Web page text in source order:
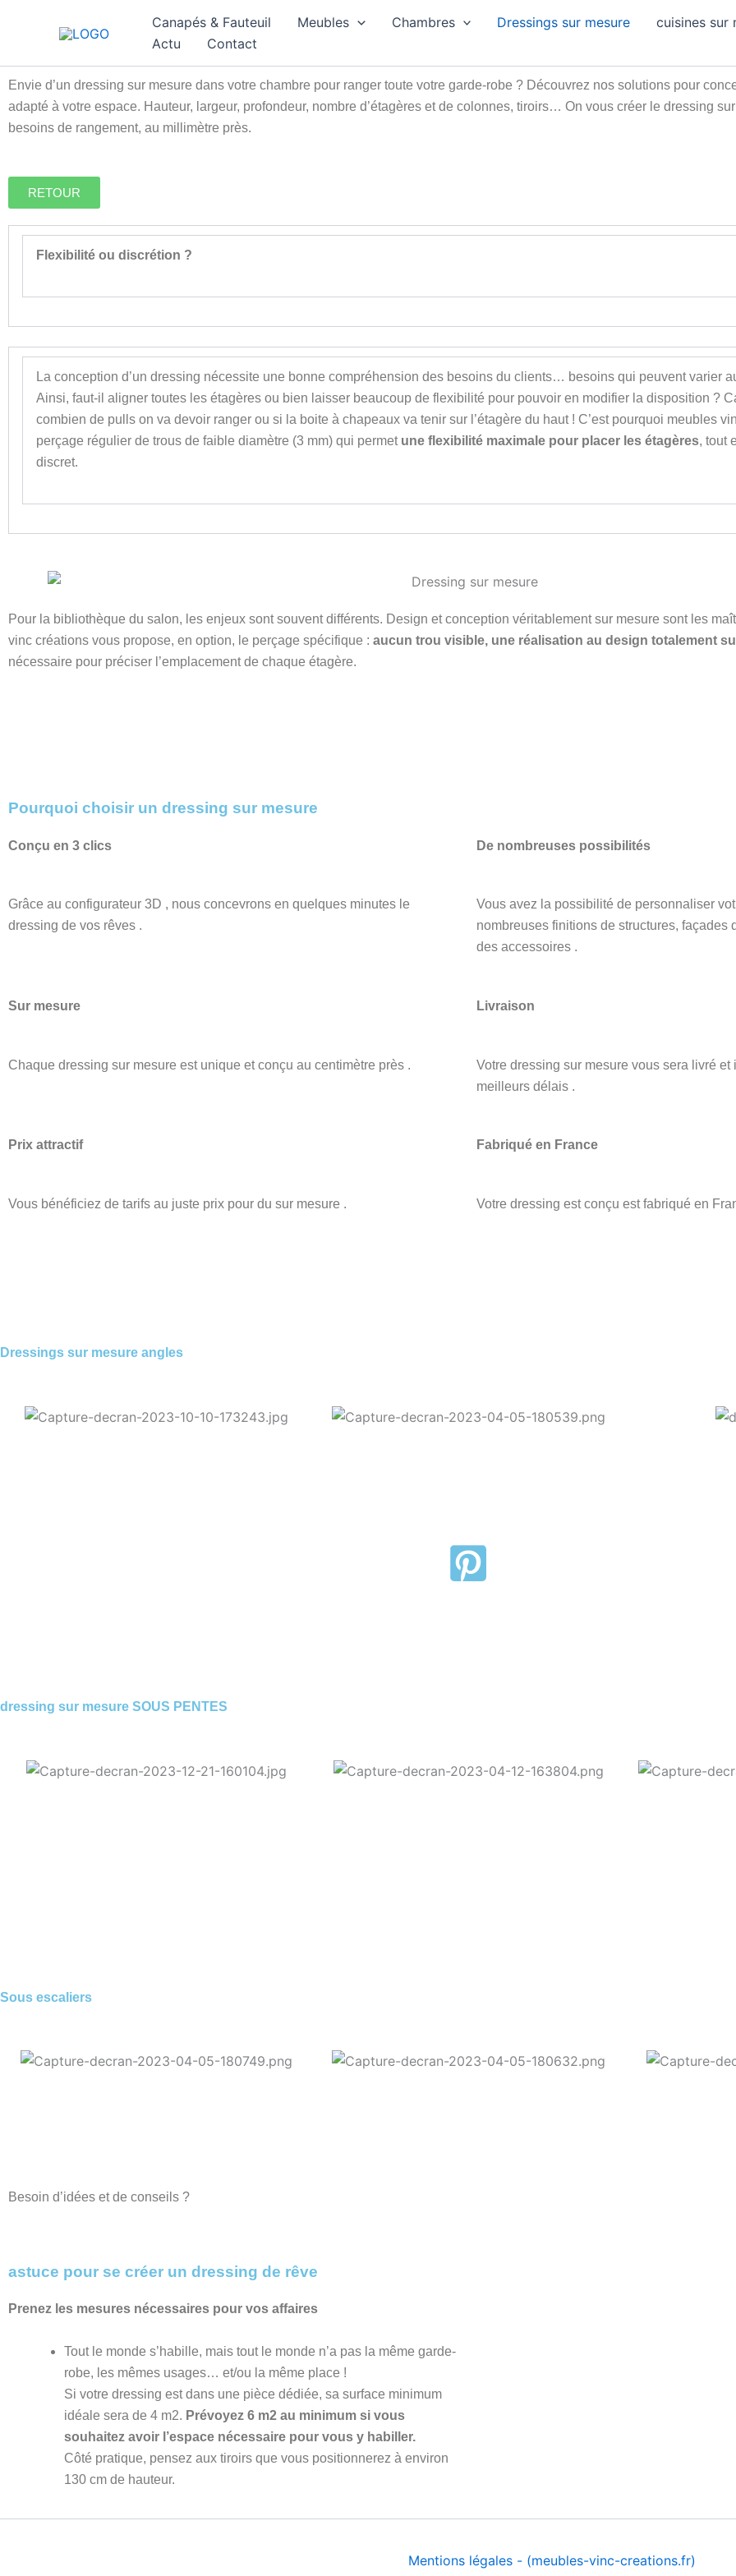
Canapés & Fauteuil Meubles Chambres Dressings sur mesure
cuisines sur
Actu
Contact
Envie d’un dressing sur mesure dans votre chambre pour ranger toute votre garde-robe ? Découvrez nos solutions pour
adapté à votre espace. Hauteur, largeur, profondeur, nombre d’étagères et de colonnes, tiroirs… On vous créer le dressing
besoins de rangement, au millimètre près.
RETOUR
Flexibilité ou discrétion ?
La conception d’un dressing nécessite une bonne compréhension des besoins du clients… besoins qui peuvent varier
Ainsi, faut-il aligner toutes les étagères ou bien laisser beaucoup de flexibilité pour pouvoir en modifier la disposition ?
combien de pulls on va devoir ranger ou si la boite à chapeaux va tenir sur l’étagère du haut ! C’est pourquoi meubles
perçage régulier de trous de faible diamètre (3 mm) qui permet une flexibilité maximale pour placer les étagères, tout
discret.
Pour la bibliothèque du salon, les enjeux sont souvent différents. Design et conception véritablement sur mesure sont les
vinc créations vous propose, en option, le perçage spécifique : aucun trou visible, une réalisation au design totalement
nécessaire pour préciser l’emplacement de chaque étagère.
Pourquoi choisir un dressing sur mesure
Conçu en 3 clics De nombreuses possibilités
Grâce au configurateur 3D , nous concevrons en quelques minutes le
dressing de vos rêves .
Vous avez la possibilité de personnaliser
nombreuses finitions de structures, façades
des accessoires .
Sur mesure Livraison
Chaque dressing sur mesure est unique et conçu au centimètre près .
Votre dressing sur mesure vous sera livré
meilleurs délais .
Prix attractif Fabriqué en France
Vous bénéficiez de tarifs au juste prix pour du sur mesure . Votre dressing est conçu est fabriqué en
Dressings sur mesure angles
dressing sur mesure SOUS PENTES
Sous escaliers
Besoin d’idées et de conseils ?
astuce pour se créer un dressing de rêve
Prenez les mesures nécessaires pour vos affaires
Tout le monde s’habille, mais tout le monde n’a pas la même garde-
robe, les mêmes usages… et/ou la même place !
Si votre dressing est dans une pièce dédiée, sa surface minimum
idéale sera de 4 m2. Prévoyez 6 m2 au minimum si vous
souhaitez avoir l’espace nécessaire pour vous y habiller.
Côté pratique, pensez aux tiroirs que vous positionnerez à environ
130 cm de hauteur.
Mentions légales - (meubles-vinc-creations.fr)